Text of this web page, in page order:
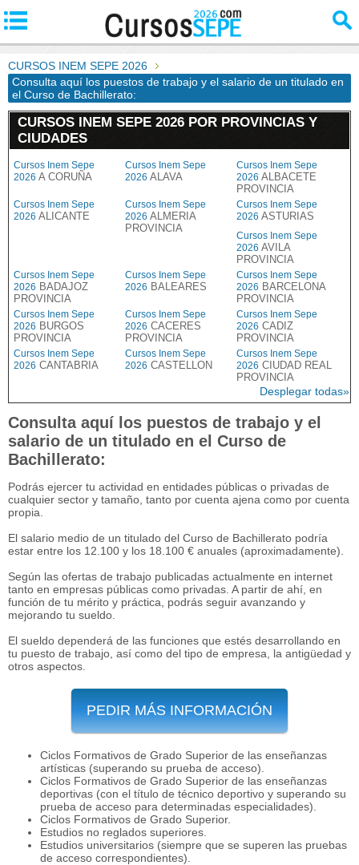
CURSOS INEM SEPE 2026
Consulta aquí los puestos de trabajo y el salario de un titulado en
el Curso de Bachillerato:
CURSOS INEM SEPE 2026 POR PROVINCIAS Y
CIUDADES
Cursos Inem Sepe
2026 A CORUÑA
Cursos Inem Sepe
2026 ALAVA
Cursos Inem Sepe
2026 ALBACETE
PROVINCIA
Cursos Inem Sepe
2026 ALICANTE
Cursos Inem Sepe
2026 ALMERIA
PROVINCIA
Cursos Inem Sepe
2026 ASTURIAS
Cursos Inem Sepe
2026 AVILA
PROVINCIA
Cursos Inem Sepe
2026 BADAJOZ
PROVINCIA
Cursos Inem Sepe
2026 BALEARES
Cursos Inem Sepe
2026 BARCELONA
PROVINCIA
Cursos Inem Sepe
2026 BURGOS
PROVINCIA
Cursos Inem Sepe
2026 CACERES
PROVINCIA
Cursos Inem Sepe
2026 CADIZ
PROVINCIA
Cursos Inem Sepe
2026 CANTABRIA
Cursos Inem Sepe
2026 CASTELLON
Cursos Inem Sepe
2026 CIUDAD REAL
PROVINCIA
Desplegar todas»
Consulta aquí los puestos de trabajo y el
salario de un titulado en el Curso de
Bachillerato:
Podrás ejercer tu actividad en entidades públicas o privadas de
cualquier sector y tamaño, tanto por cuenta ajena como por cuenta
propia.
El salario medio de un titulado del Curso de Bachillerato podría
estar entre los 12.100 y los 18.100 € anuales (aproximadamente).
Según las ofertas de trabajo publicadas actualmente en internet
tanto en empresas públicas como privadas. A partir de ahí, en
función de tu mérito y práctica, podrás seguir avanzando y
mejorando tu sueldo.
El sueldo dependerá de las funciones que estés desarrollando en
tu puesto de trabajo, así como del tipo de empresa, la antigüedad y
otros aspectos.
PEDIR MÁS INFORMACIÓN
Ciclos Formativos de Grado Superior de las enseñanzas
artísticas (superando su prueba de acceso).
Ciclos Formativos de Grado Superior de las enseñanzas
deportivas (con el título de técnico deportivo y superando su
prueba de acceso para determinadas especialidades).
Ciclos Formativos de Grado Superior.
Estudios no reglados superiores.
Estudios universitarios (siempre que se superen las pruebas
de acceso correspondientes).